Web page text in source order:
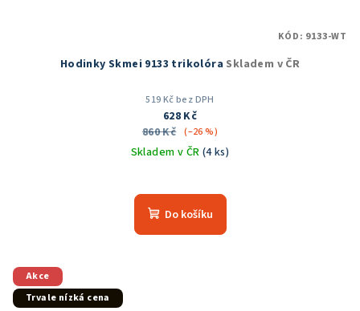
Hodinky Skmei 9133 trikolóra Skladem v ČR
519 Kč bez DPH
628 Kč
860 Kč (–26 %)
Skladem v ČR (4 ks)
hodnocení
produktu
Do košíku
KÓD: 9133-WT
Akce
Trvale nízká cena